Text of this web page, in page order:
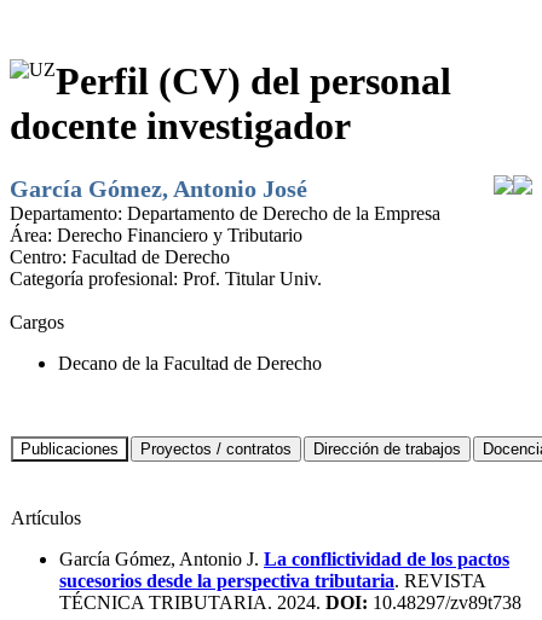
Perfil (CV) del personal
docente investigador
García Gómez, Antonio José
Departamento: Departamento de Derecho de la Empresa
Área: Derecho Financiero y Tributario
Centro: Facultad de Derecho
Categoría profesional: Prof. Titular Univ.
Cargos
Decano de la Facultad de Derecho
Artículos
García Gómez, Antonio J. La conflictividad de los pactos
sucesorios desde la perspectiva tributaria. REVISTA
TÉCNICA TRIBUTARIA. 2024. DOI: 10.48297/zv89t738